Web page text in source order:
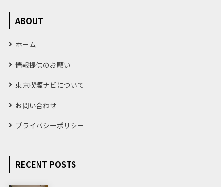
ABOUT
ホーム
情報提供のお願い
東京喫煙ナビについて
お問い合わせ
プライバシーポリシー
RECENT POSTS